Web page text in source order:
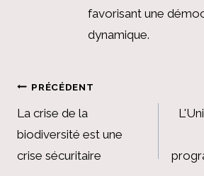
favorisant une
dynamique.
Navigation
de
l’article
PRÉCÉDENT
La crise de la
biodiversité est une
crise sécuritaire